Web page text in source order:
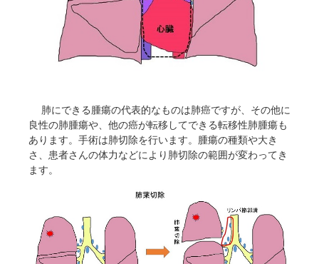
肺にできる腫瘍の代表的なものは肺癌ですが、その他に
良性の肺腫瘍や、他の癌が転移してできる転移性肺腫瘍も
あります。手術は肺切除を行います。腫瘍の種類や大き
さ、患者さんの体力などにより肺切除の範囲が変わってき
ます。